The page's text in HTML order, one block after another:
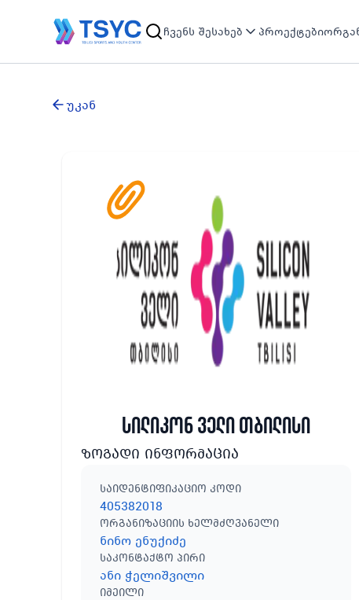
ჩვენს შესახებ პროექტები
უკან
სილიკონ ველი თბილისი
ზოგადი ინფორმაცია
საიდენტიფიკაციო კოდი
405382018
ორგანიზაციის ხელმძღვანელი
ნინო ენუქიძე
საკონტაქტო პირი
ანი ჭელიშვილი
იმეილი